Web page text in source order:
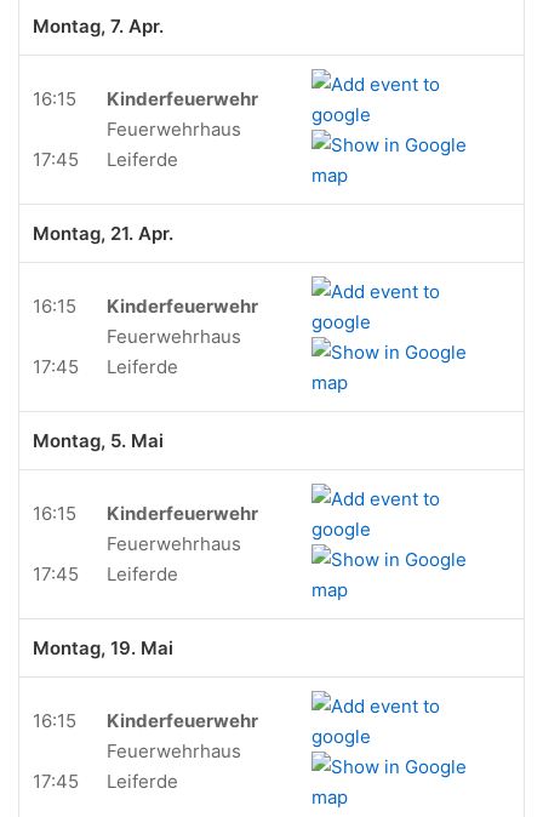
Montag, 7. Apr.
16:15
17:45
Kinderfeuerwehr
Feuerwehrhaus
Leiferde
Montag, 21. Apr.
16:15
17:45
Kinderfeuerwehr
Feuerwehrhaus
Leiferde
Montag, 5. Mai
16:15
17:45
Kinderfeuerwehr
Feuerwehrhaus
Leiferde
Montag, 19. Mai
16:15
17:45
Kinderfeuerwehr
Feuerwehrhaus
Leiferde